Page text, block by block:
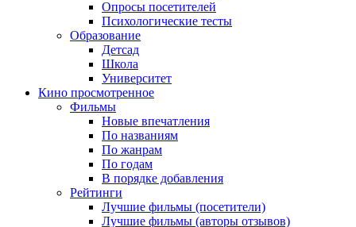
Опросы посетителей
Психологические тесты
Образование
Детсад
Школа
Университет
Кино просмотренное
Фильмы
Новые впечатления
По названиям
По жанрам
По годам
В порядке добавления
Рейтинги
Лучшие фильмы (посетители)
Лучшие фильмы (авторы отзывов)